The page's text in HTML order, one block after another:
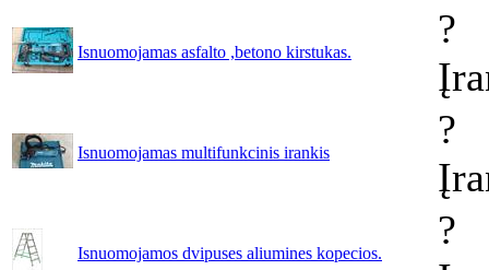
Isnuomojamas asfalto ,betono kirstukas.
?
Isnuomojamas multifunkcinis irankis
?
Isnuomojamos dvipuses aliumines kopecios.
?